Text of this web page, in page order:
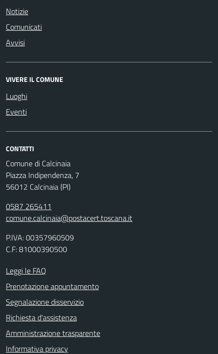
Notizie
Comunicati
Avvisi
VIVERE IL COMUNE
Luoghi
Eventi
CONTATTI
Comune di Calcinaia
Piazza Indipendenza, 7
56012 Calcinaia (PI)
0587 265411
comune.calcinaia@postacert.toscana.it
P.IVA: 00357960509
C.F: 81000390500
Leggi le FAQ
Prenotazione appuntamento
Segnalazione disservizio
Richiesta d'assistenza
Amministrazione trasparente
Informativa privacy